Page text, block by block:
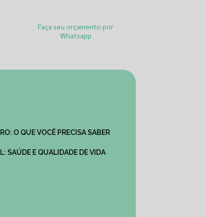
Faça seu orçamento por
Whatsapp
O QUE VOCÊ PRECISA SABER
SAÚDE E QUALIDADE DE VIDA